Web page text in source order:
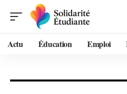
Actu Éducation Emploi